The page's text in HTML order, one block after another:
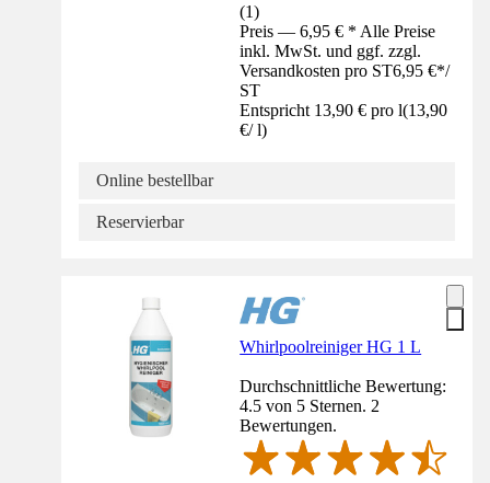
(1)
Preis — 6,95 € * Alle Preise
inkl. MwSt. und ggf. zzgl.
Versandkosten pro ST6,95 €*/
ST
Entspricht 13,90 € pro l(13,90
€/ l)
Online bestellbar
Reservierbar
Whirlpoolreiniger HG 1 L
Durchschnittliche Bewertung:
4.5 von 5 Sternen. 2
Bewertungen.